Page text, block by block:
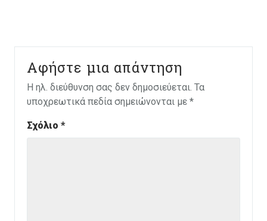
Αφήστε μια απάντηση
Η ηλ. διεύθυνση σας δεν δημοσιεύεται. Τα
υποχρεωτικά πεδία σημειώνονται με *
Σχόλιο *